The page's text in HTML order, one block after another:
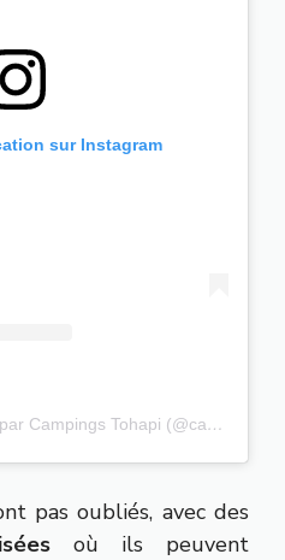
sur Instagram
Une publication partagée par Campings Tohapi (@campingstohapi)
pas oubliés, avec des
où ils peuvent